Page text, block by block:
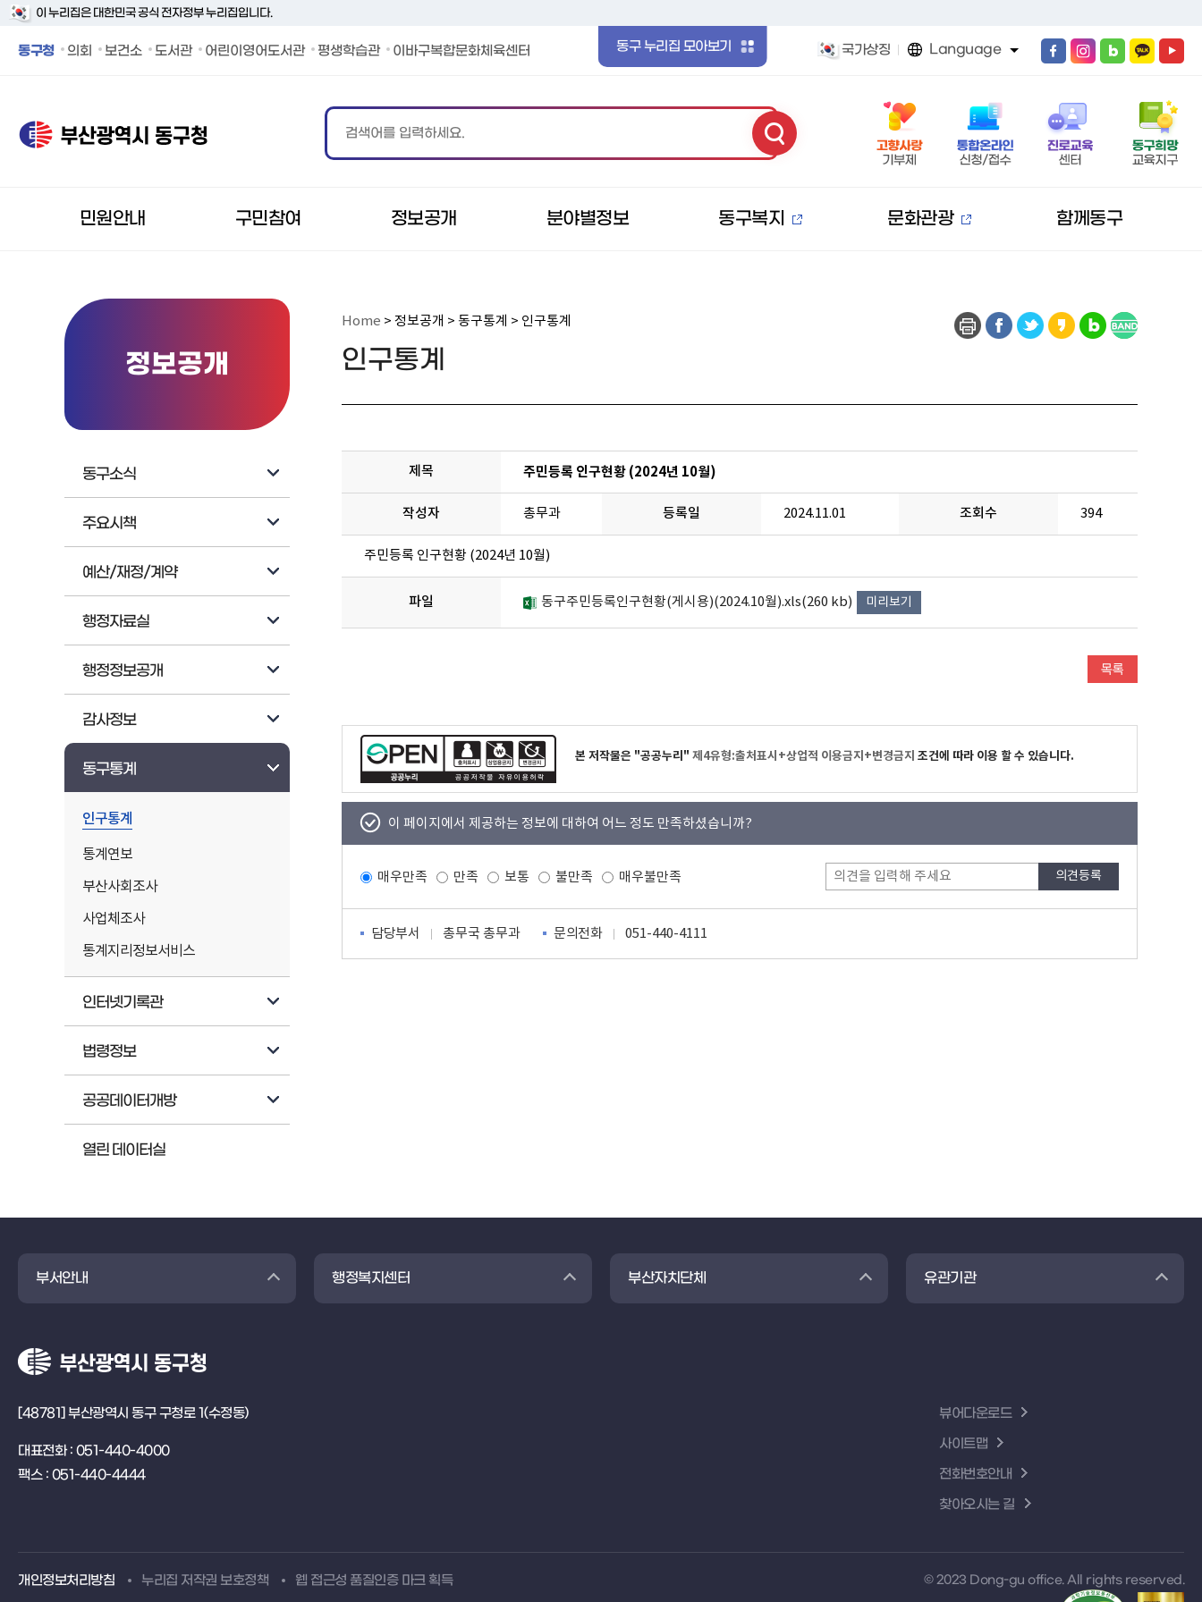
이 누리집은 대한민국 공식 전자정부 누리집입니다.
동구청 의회 보건소 도서관 어린이영어도서관 평생학습관 이바구복합문화체육센터 동구 누리집 모아보기 국가상징 Language
동구청 페이스북 바로가기
동구청 인스타그램 바로가기
동구청 블로그 바로가기
동구청 카카오 바로가기
동구청 유튜브 바로가기
민원안내 구민참여 정보공개 분야별정보 동구복지 문화관광 함께동구
정보공개
동구소식
주요시책
예산/재정/계약
행정자료실
행정정보공개
감사정보
동구통계
인구통계
통계연보
부산사회조사
사업체조사
통계지리정보서비스
인터넷기록관
법령정보
공공데이터개방
열린 데이터실
Home > 정보공개 > 동구통계 > 인구통계
인구통계
제목 주민등록 인구현황 (2024년 10월)
작성자 총무과 등록일 2024.11.01 조회수 394
주민등록 인구현황 (2024년 10월)
파일 동구주민등록인구현황(게시용)(2024.10월).xls(260 kb) 미리보기
본 저작물은 "공공누리" 제4유형:출처표시+상업적 이용금지+변경금지 조건에 따라 이용 할 수 있습니다.
이 페이지에서 제공하는 정보에 대하여 어느 정도 만족하셨습니까?
매우만족 만족 보통 불만족 매우불만족
담당부서 총무국 총무과 문의전화 051-440-4111
부서안내 행정복지센터 부산자치단체 유관기관
[48781] 부산광역시 동구 구청로 1(수정동)
대표전화 : 051-440-4000
팩스 : 051-440-4444
뷰어다운로드
사이트맵
전화번호안내
찾아오시는 길
개인정보처리방침 누리집 저작권 보호정책 웹 접근성 품질인증 마크 획득 © 2023 Dong-gu office. All rights reserved.